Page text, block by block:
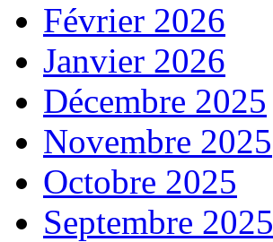
Février 2026
Janvier 2026
Décembre 2025
Novembre 2025
Octobre 2025
Septembre 2025